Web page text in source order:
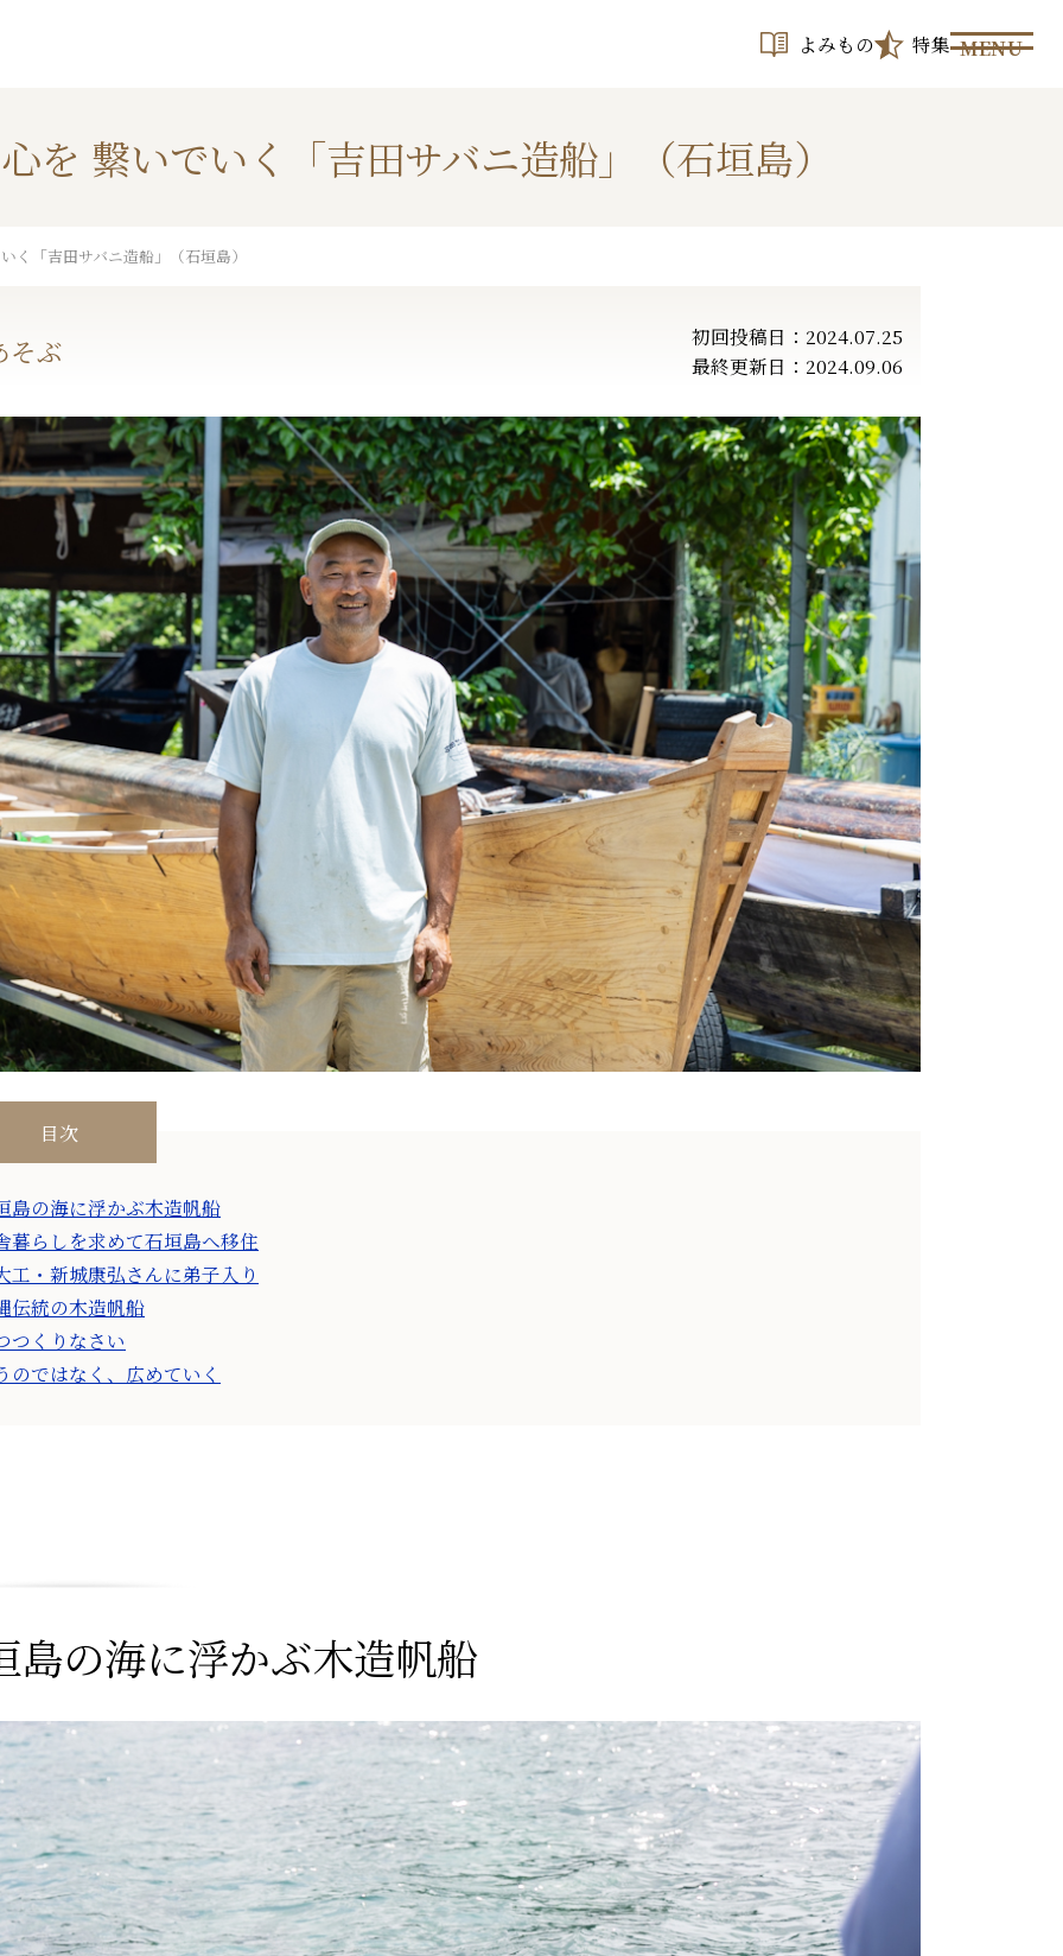
よみもの 特集 MENU
を 繋いでいく「吉田サバニ造船」（石垣島）
く「吉田サバニ造船」（石垣島）
そぶ
初回投稿日：2024.07.25
最終更新日：2024.09.06
目次
島の海に浮かぶ木造帆船
暮らしを求めて石垣島へ移住
工・新城康弘さんに弟子入り
伝統の木造帆船
つくりなさい
のではなく、広めていく
島の海に浮かぶ木造帆船